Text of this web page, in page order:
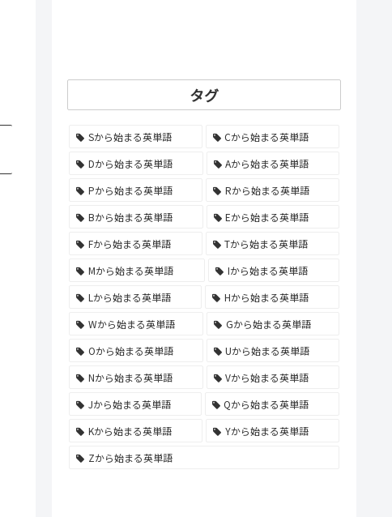
タグ
Sから始まる英単語
Cから始まる英単語
Dから始まる英単語
Aから始まる英単語
Pから始まる英単語
Rから始まる英単語
Bから始まる英単語
Eから始まる英単語
Fから始まる英単語
Tから始まる英単語
Mから始まる英単語
Iから始まる英単語
Lから始まる英単語
Hから始まる英単語
Wから始まる英単語
Gから始まる英単語
Oから始まる英単語
Uから始まる英単語
Nから始まる英単語
Vから始まる英単語
Jから始まる英単語
Qから始まる英単語
Kから始まる英単語
Yから始まる英単語
Zから始まる英単語